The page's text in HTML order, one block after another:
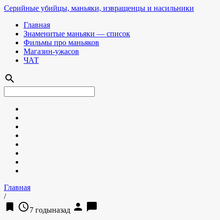
Серийные убийцы, маньяки, извращенцы и насильники
Главная
Знаменитые маньяки — список
Фильмы про маньяков
Магазин-ужасов
ЧАТ
search
Главная
/
bookmark access_time7 годыназад person chat_bubble